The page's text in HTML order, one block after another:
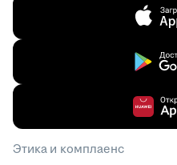
Этика и комплаенс